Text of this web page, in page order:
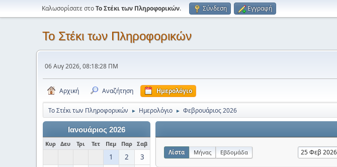
Καλωσορίσατε στοΤο Στέκι των Πληροφορικών. Σύνδεση Εγγραφή
Το Στέκι των Πληροφορικών
06 Αυγ 2026, 08:18:28 ΠΜ
Αρχική Αναζήτηση Ημερολόγιο
Το Στέκι των Πληροφορικών ► Ημερολόγιο ► Φεβρουάριος 2026
Ιανουάριος 2026
Κυρ Δευ Τρι Τετ Πεμ Παρ Σαβ
1 2
3
Λίστα Μήνας Εβδομάδα